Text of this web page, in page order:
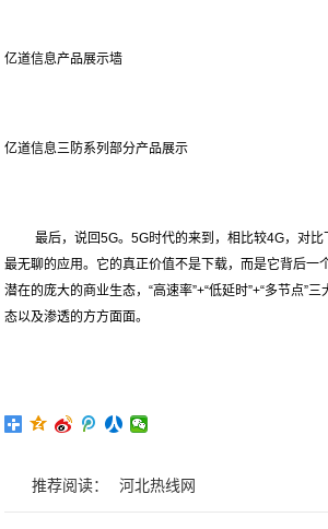
亿道信息产品展示墙
亿道信息三防系列部分产品展示
最后，说回5G。5G时代的来到，相比较4G，对
最无聊的应用。它的真正价值不是下载，而是它背后一
潜在的庞大的商业生态，“高速率”+“低延时”+“多节点”
态以及渗透的方方面面。
推荐阅读： 河北热线网